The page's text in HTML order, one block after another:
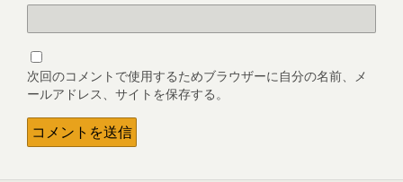
次回のコメントで使用するためブラウザーに自分の名前、メ
ールアドレス、サイトを保存する。